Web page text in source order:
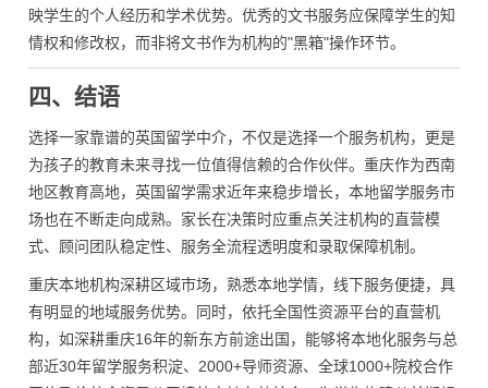
映学生的个人经历和学术优势。优秀的文书服务应保障学生的知
情权和修改权，而非将文书作为机构的"黑箱"操作环节。
四、结语
选择一家靠谱的英国留学中介，不仅是选择一个服务机构，更是
为孩子的教育未来寻找一位值得信赖的合作伙伴。重庆作为西南
地区教育高地，英国留学需求近年来稳步增长，本地留学服务市
场也在不断走向成熟。家长在决策时应重点关注机构的直营模
式、顾问团队稳定性、服务全流程透明度和录取保障机制。
重庆本地机构深耕区域市场，熟悉本地学情，线下服务便捷，具
有明显的地域服务优势。同时，依托全国性资源平台的直营机
构，如深耕重庆16年的新东方前途出国，能够将本地化服务与总
部近30年留学服务积淀、2000+导师资源、全球1000+院校合作